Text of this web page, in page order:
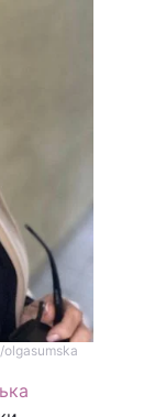
olgasumska